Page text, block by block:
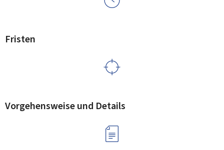
Fristen
Vorgehensweise und Details